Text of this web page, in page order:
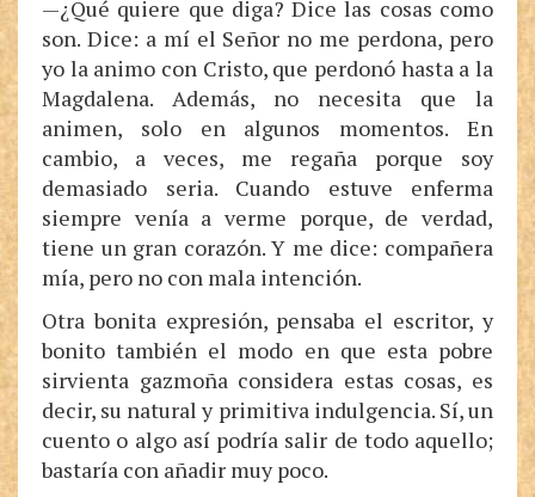
—¿Qué quiere que diga? Dice las cosas como
son. Dice: a mí el Señor no me perdona, pero
yo la animo con Cristo, que perdonó hasta a la
Magdalena. Además, no necesita que la
animen, solo en algunos momentos. En
cambio, a veces, me regaña porque soy
demasiado seria. Cuando estuve enferma
siempre venía a verme porque, de verdad,
tiene un gran corazón. Y me dice: compañera
mía, pero no con mala intención.
Otra bonita expresión, pensaba el escritor, y
bonito también el modo en que esta pobre
sirvienta gazmoña considera estas cosas, es
decir, su natural y primitiva indulgencia. Sí, un
cuento o algo así podría salir de todo aquello;
bastaría con añadir muy poco.